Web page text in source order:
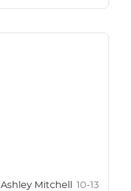
Ashley Mitchell 10-13